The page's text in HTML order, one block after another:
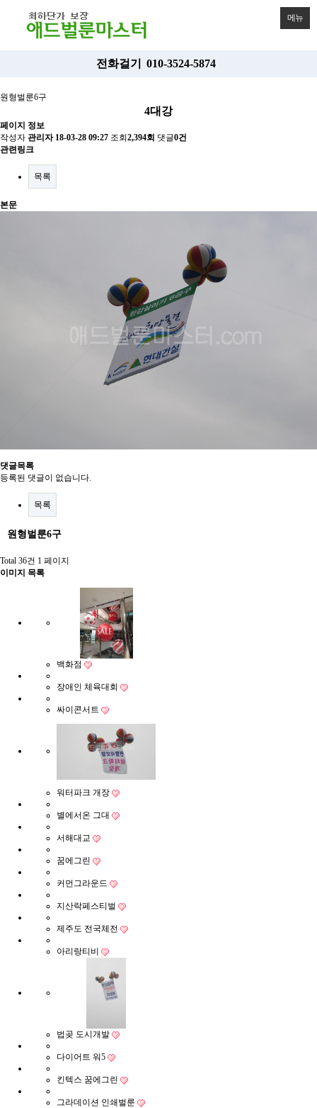
메뉴
전화걸기 010-3524-5874
원형벌룬6구
4대강
페이지 정보
작성자 관리자 18-03-28 09:27 조회 2,394회 댓글0건
관련링크
목록
본문
댓글목록
등록된 댓글이 없습니다.
목록
원형벌룬6구
Total 36건 1 페이지
이미지 목록
백화점
장애인 체육대회
싸이콘서트
워터파크 개장
별에서온 그대
서해대교
꿈에그린
커먼그라운드
지산락페스티벌
제주도 전국체전
아리랑티비
법곶 도시개발
다이어트 워5
킨텍스 꿈에그린
그라데이션 인쇄벌룬